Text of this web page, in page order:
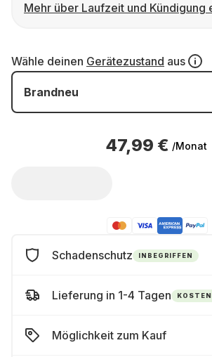
Mehr über Laufzeit und Kündigung
Wähle deinen Gerätezustand aus
Brandneu
47,99 € /Monat
Schadenschutz INBEGRIFFEN
Lieferung in 1-4 Tagen
Möglichkeit zum Kauf